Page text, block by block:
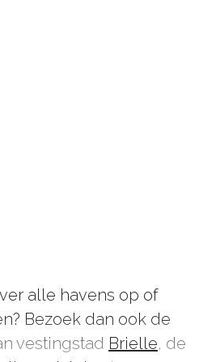
alle havens op of
Bezoek dan ook de
vestingstad Brielle, de